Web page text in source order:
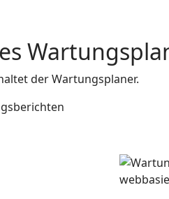
der Wartungsplaner.